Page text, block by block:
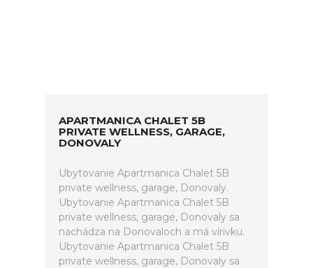
APARTMANICA CHALET 5B
PRIVATE WELLNESS, GARAGE,
DONOVALY
Ubytovanie Apartmanica Chalet 5B
private wellness, garage, Donovaly.
Ubytovanie Apartmanica Chalet 5B
private wellness, garage, Donovaly sa
nachádza na Donovaloch a má vírivku.
Ubytovanie Apartmanica Chalet 5B
private wellness, garage, Donovaly sa